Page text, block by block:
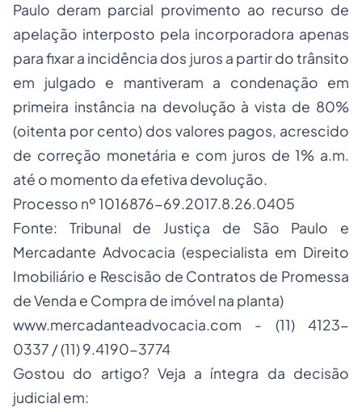
Paulo deram parcial provimento ao recurso de
apelação interposto pela incorporadora apenas
para fixar a incidência dos juros a partir do trânsito
em julgado e mantiveram a condenação em
primeira instância na devolução à vista de 80%
(oitenta por cento) dos valores pagos, acrescido
de correção monetária e com juros de 1% a.m.
até o momento da efetiva devolução.
Processo nº 1016876-69.2017.8.26.0405
Fonte: Tribunal de Justiça de São Paulo e
Mercadante Advocacia (especialista em Direito
Imobiliário e Rescisão de Contratos de Promessa
de Venda e Compra de imóvel na planta)
www.mercadanteadvocacia.com
- (11) 4123-
0337 / (11) 9.4190-3774
Gostou do artigo? Veja a íntegra da decisão
judicial em: